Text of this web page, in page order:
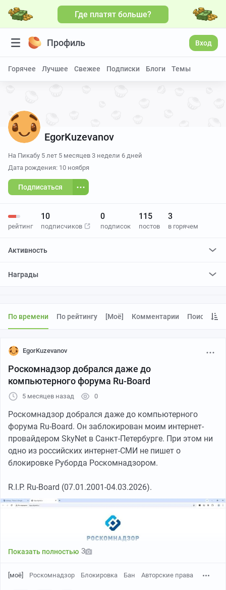
Где платят больше?
Профиль Вход
Горячее Лучшее Свежее Подписки Блоги Темы
EgorKuzevanov
На Пикабу 5 лет 5 месяцев 3 недели 6 дней
Дата рождения: 10 ноября
Подписаться
рейтинг
10
подписчиков
0
подписок
115
постов
3
в горячем
Активность
Награды
По времени По рейтингу [моё] Комментарии Поиск
EgorKuzevanov
Роскомнадзор добрался даже до
компьютерного форума Ru-Board
5 месяцев назад 0
Роскомнадзор добрался даже до компьютерного
форума Ru-Board. Он заблокирован моим интернет-
провайдером SkyNet в Санкт-Петербурге. При этом ни
одно из российских интернет-СМИ не пишет о
блокировке Руборда Роскомнадзором.
R.I.P. Ru-Board (07.01.2001-04.03.2026).
Показать полностью 3
[моё] Роскомнадзор Блокировка Бан Авторские права